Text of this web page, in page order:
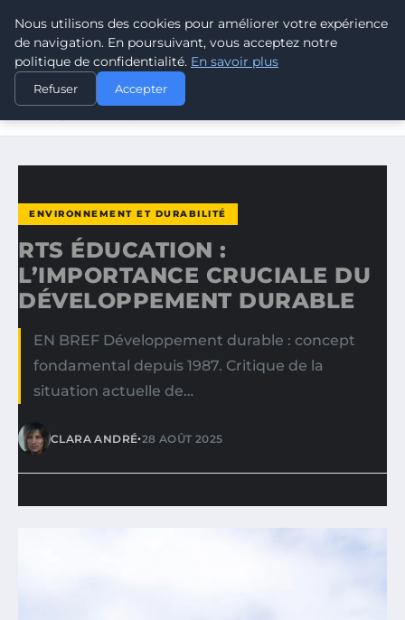
CLIMATE RESPONSE BLOG
ACCUEIL
ENVIRONNEMENT ET DURABILITÉ
RTS ÉDUCATION : L’IMPORTANCE CRUCIALE DU
ENVIRONNEMENT ET DURABILITÉ
RTS ÉDUCATION :
L’IMPORTANCE CRUCIALE DU
DÉVELOPPEMENT DURABLE
EN BREF Développement durable : concept
fondamental depuis 1987. Critique de la
situation actuelle de…
CLARA ANDRÉ•28 AOÛT 2025
Nous utilisons des cookies pour améliorer votre expérience
de navigation. En poursuivant, vous acceptez notre
politique de confidentialité. En savoir plus
Refuser Accepter